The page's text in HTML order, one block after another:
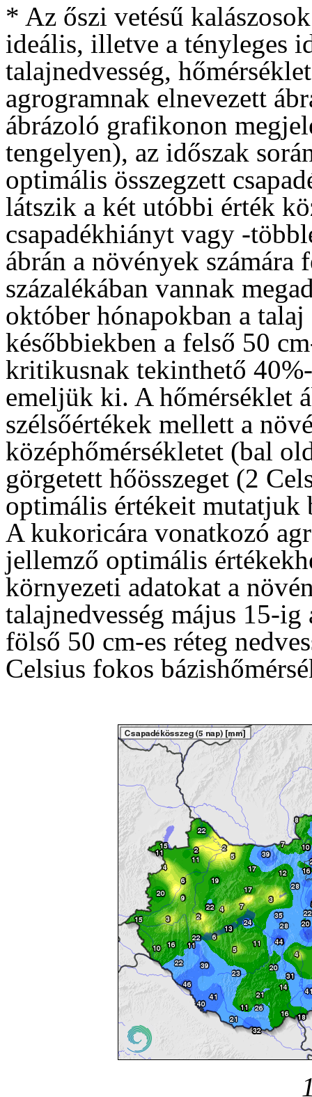
* Az őszi vetésű
ideális, illetve a tényleges
talajnedvesség,
agrogramnak elnevezett
ábrázoló grafikonon
tengelyen), az időszak
optimális összegzett
látszik a két utóbbi érték
csapadékhiányt vagy -
ábrán a növények számára
százalékában vannak
október hónapokban a
későbbiekben a felső 50
kritikusnak tekinthető
emeljük ki. A hőmérséklet
szélsőértékek mellett a
középhőmérsékletet (bal
görgetett hőösszeget (2
optimális értékeit
A kukoricára vonatkozó
jellemző optimális
környezeti adatokat a
talajnedvesség május 15-
fölső 50 cm-es réteg
Celsius fokos